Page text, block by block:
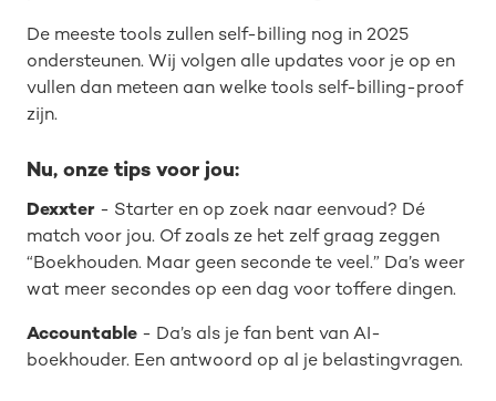
De meeste tools zullen self-billing nog in 2025
ondersteunen. Wij volgen alle updates voor je op en
vullen dan meteen aan welke tools self-billing-proof
zijn.
Nu, onze tips voor jou:
Dexxter - Starter en op zoek naar eenvoud? Dé
match voor jou. Of zoals ze het zelf graag zeggen
“Boekhouden. Maar geen seconde te veel.” Da’s weer
wat meer secondes op een dag voor toffere dingen.
Accountable - Da’s als je fan bent van AI-
boekhouder. Een antwoord op al je belastingvragen.